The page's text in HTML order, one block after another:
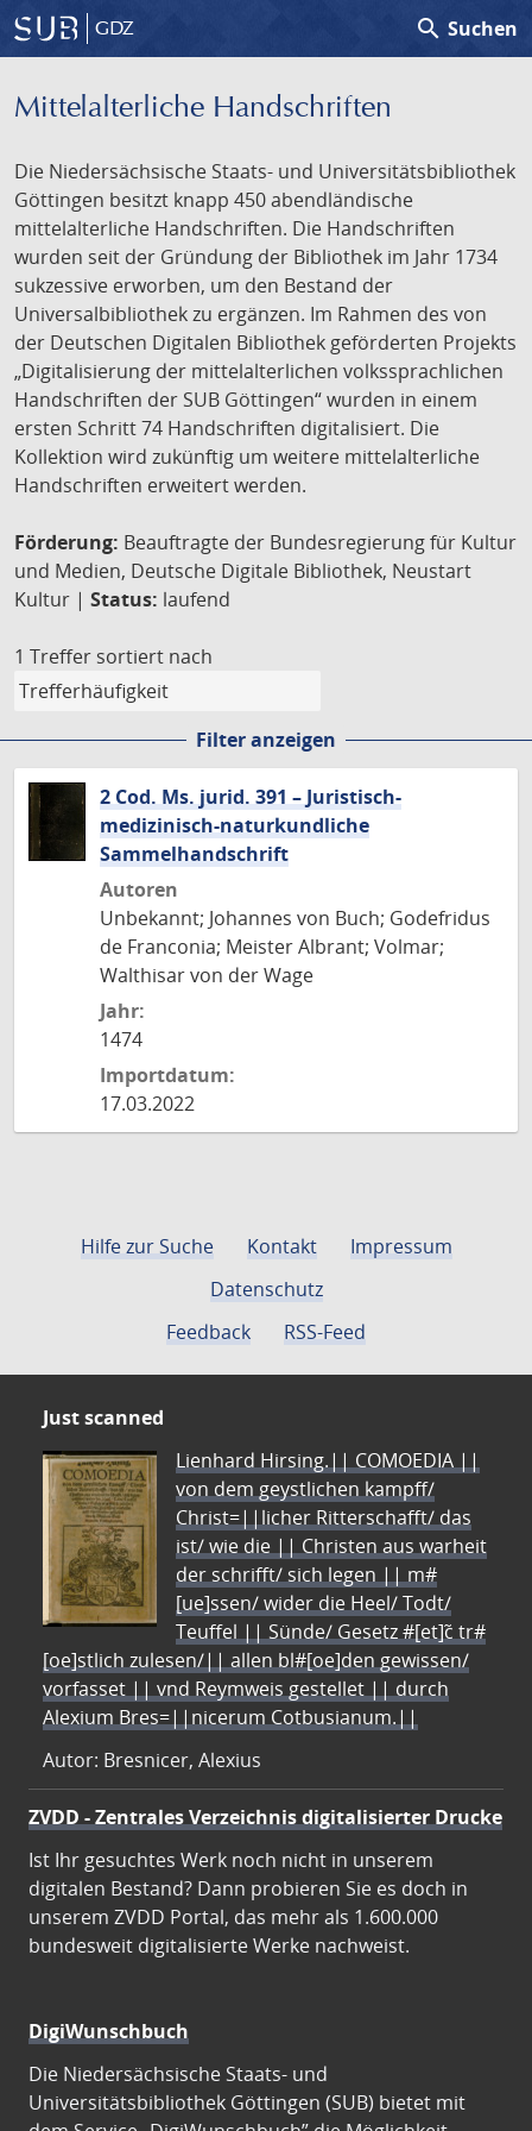
GDZ search Suchen
Mittelalterliche Handschriften
Die Niedersächsische Staats- und Universitätsbibliothek
Göttingen besitzt knapp 450 abendländische
mittelalterliche Handschriften. Die Handschriften
wurden seit der Gründung der Bibliothek im Jahr 1734
sukzessive erworben, um den Bestand der
Universalbibliothek zu ergänzen. Im Rahmen des von
der Deutschen Digitalen Bibliothek geförderten Projekts
„Digitalisierung der mittelalterlichen volkssprachlichen
Handschriften der SUB Göttingen“ wurden in einem
ersten Schritt 74 Handschriften digitalisiert. Die
Kollektion wird zukünftig um weitere mittelalterliche
Handschriften erweitert werden.
Förderung: Beauftragte der Bundesregierung für Kultur
und Medien, Deutsche Digitale Bibliothek, Neustart
Kultur | Status: laufend
1 Treffer sortiert nach
Filter anzeigen
2 Cod. Ms. jurid. 391 – Juristisch-
medizinisch-naturkundliche
Sammelhandschrift
Autoren
Unbekannt; Johannes von Buch; Godefridus
de Franconia; Meister Albrant; Volmar;
Walthisar von der Wage
Jahr:
1474
Importdatum:
17.03.2022
Hilfe zur Suche Kontakt
Impressum
Datenschutz
Feedback
RSS-Feed
Just scanned
Lienhard Hirsing.|| COMOEDIA ||
von dem geystlichen kampff/
Christ=||licher Ritterschafft/ das
ist/ wie die || Christen aus warheit
der schrifft/ sich legen || m#
[ue]ssen/ wider die Heel/ Todt/
Teuffel || Sünde/ Gesetz #[et]c̃ tr#
[oe]stlich zulesen/|| allen bl#[oe]den gewissen/
vorfasset || vnd Reymweis gestellet || durch
Alexium Bres=||nicerum Cotbusianum.||
Autor: Bresnicer, Alexius
ZVDD - Zentrales Verzeichnis digitalisierter Drucke
Ist Ihr gesuchtes Werk noch nicht in unserem
digitalen Bestand? Dann probieren Sie es doch in
unserem ZVDD Portal, das mehr als 1.600.000
bundesweit digitalisierte Werke nachweist.
DigiWunschbuch
Die Niedersächsische Staats- und
Universitätsbibliothek Göttingen (SUB) bietet mit